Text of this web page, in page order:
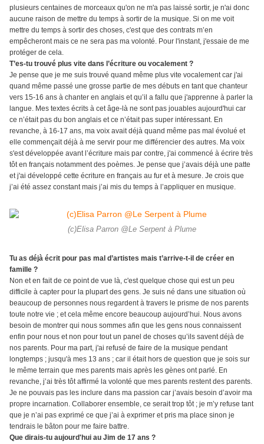
plusieurs centaines de morceaux qu'on ne m'a pas laissé sortir, je n'ai donc
aucune raison de mettre du temps à sortir de la musique. Si on me voit
mettre du temps à sortir des choses, c'est que des contrats m’en
empêcheront mais ce ne sera pas ma volonté. Pour l'instant, j'essaie de me
protéger de cela.
T’es-tu trouvé plus vite dans l’écriture ou vocalement ?
Je pense que je me suis trouvé quand même plus vite vocalement car j'ai
quand même passé une grosse partie de mes débuts en tant que chanteur
vers 15-16 ans à chanter en anglais et qu’il a fallu que j'apprenne à parler la
langue. Mes textes écrits à cet âge-là ne sont pas jouables aujourd'hui car
ce n’était pas du bon anglais et ce n’était pas super intéressant. En
revanche, à 16-17 ans, ma voix avait déjà quand même pas mal évolué et
elle commençait déjà à me servir pour me différencier des autres. Ma voix
s'est développée avant l’écriture mais par contre, j'ai commencé à écrire très
tôt en français notamment des poèmes. Je pense que j’avais déjà une patte
et j'ai développé cette écriture en français au fur et à mesure. Je crois que
j’ai été assez constant mais j’ai mis du temps à l’appliquer en musique.
(c)Elisa Parron @Le Serpent à Plume
Tu as déjà écrit pour pas mal d’artistes mais t’arrive-t-il de créer en
famille ?
Non et en fait de ce point de vue là, c'est quelque chose qui est un peu
difficile à capter pour la plupart des gens. Je suis né dans une situation où
beaucoup de personnes nous regardent à travers le prisme de nos parents
toute notre vie ; et cela même encore beaucoup aujourd’hui. Nous avons
besoin de montrer qui nous sommes afin que les gens nous connaissent
enfin pour nous et non pour tout un panel de choses qu’ils savent déjà de
nos parents. Pour ma part, j'ai refusé de faire de la musique pendant
longtemps ; jusqu'à mes 13 ans ; car il était hors de question que je sois sur
le même terrain que mes parents mais après les gènes ont parlé. En
revanche, j’ai très tôt affirmé la volonté que mes parents restent des parents.
Je ne pouvais pas les inclure dans ma passion car j’avais besoin d’avoir ma
propre incarnation. Collaborer ensemble, ce serait trop tôt ; je m’y refuse tant
que je n’ai pas exprimé ce que j’ai à exprimer et pris ma place sinon je
tendrais le bâton pour me faire battre.
Que dirais-tu aujourd'hui au Jim de 17 ans ?